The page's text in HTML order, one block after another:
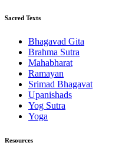
Sacred Texts
Bhagavad Gita
Brahma Sutra
Mahabharat
Ramayan
Srimad Bhagavat
Upanishads
Yog Sutra
Yoga
Resources